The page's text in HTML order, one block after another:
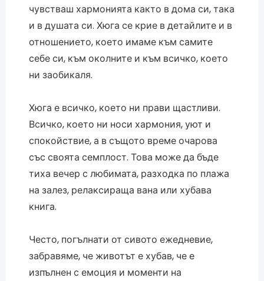
чувстваш хармонията както в дома си, така
и в душата си. Хюга се крие в детайлите и в
отношението, което имаме към самите
себе си, към околните и към всичко, което
ни заобикаля.
Хюга е всичко, което ни прави щастливи.
Всичко, което ни носи хармония, уют и
спокойствие, а в същото време очарова
със своята семплост. Това може да бъде
тиха вечер с любимата, разходка по плажа
на залез, релаксираща вана или хубава
книга.
Често, погълнати от сивото ежедневие,
забравяме, че животът е хубав, че е
изпълнен с емоция и моменти на